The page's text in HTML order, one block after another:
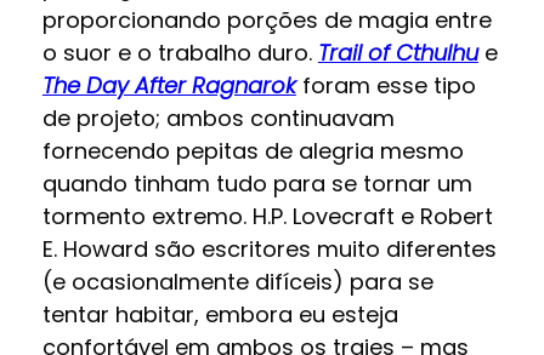
proporcionando porções de magia entre
o suor e o trabalho duro. Trail of Cthulhue
The Day After Ragnarokforam esse tipo
de projeto; ambos continuavam
fornecendo pepitas de alegria mesmo
quando tinham tudo para se tornar um
tormento extremo. H.P. Lovecraft e Robert
E. Howard são escritores muito diferentes
(e ocasionalmente difíceis) para se
tentar habitar, embora eu esteja
confortável em ambos os trajes – mas